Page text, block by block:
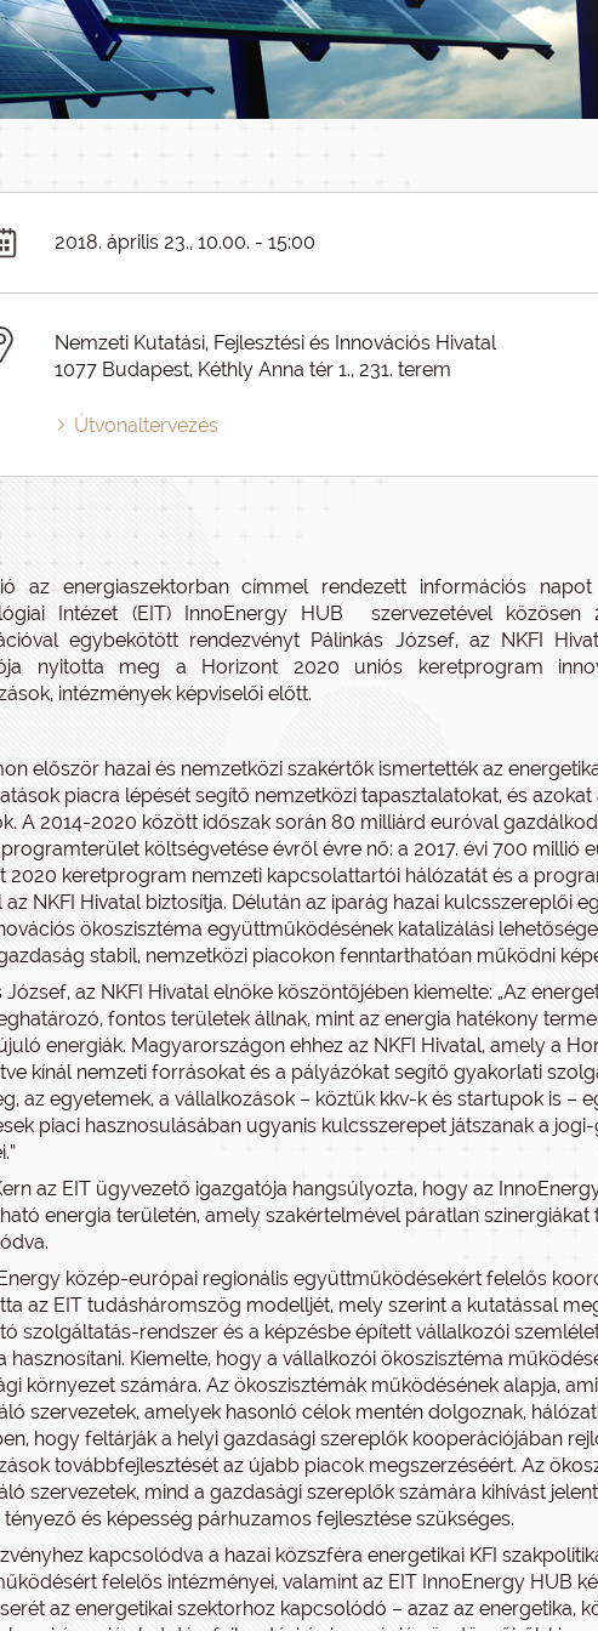
2018. április 23., 10.00. - 15:00
Nemzeti Kutatási, Fejlesztési és Innovációs Hivatal
1077 Budapest, Kéthly Anna tér 1., 231. terem
Útvonaltervezés
az energiaszektorban címmel rendezett információs
Intézet (EIT) InnoEnergy HUB szervezetével
egybekötött rendezvényt Pálinkás József, az NKFI
nyitotta meg a Horizont 2020 uniós keretprogram
intézmények képviselői előtt.
először hazai és nemzetközi szakértők ismertették az
piacra lépését segítő nemzetközi tapasztalatokat, és
A 2014-2020 között időszak során 80 milliárd euróval
költségvetése évről évre nő: a 2017. évi 700
2020 keretprogram nemzeti kapcsolattartói hálózatát és a
az NKFI Hivatal biztosítja. Délután az iparág hazai kulcsszereplői
ökoszisztéma együttműködésének katalizálási
stabil, nemzetközi piacokon fenntarthatóan működni
József, az NKFI Hivatal elnöke köszöntőjében kiemelte: „Az
fontos területek állnak, mint az energia hatékony
energiák. Magyarországon ehhez az NKFI Hivatal, amely a
kínál nemzeti forrásokat és a pályázókat segítő gyakorlati
az egyetemek, a vállalkozások – köztük kkv-k és startupok is –
piaci hasznosulásában ugyanis kulcsszerepet játszanak a
az EIT ügyvezető igazgatója hangsúlyozta, hogy az
energia területén, amely szakértelmével páratlan
közép-európai regionális együttműködésekért felelős
az EIT tudásháromszög modelljét, mely szerint a kutatással
szolgáltatás-rendszer és a képzésbe épített vállalkozói
hasznosítani. Kiemelte, hogy a vállalkozói ökoszisztéma
környezet számára. Az ökoszisztémák működésének alapja,
szervezetek, amelyek hasonló célok mentén dolgoznak,
hogy feltárják a helyi gazdasági szereplők kooperációjában
továbbfejlesztését az újabb piacok megszerzéséért. Az
szervezetek, mind a gazdasági szereplők számára kihívást
és képesség párhuzamos fejlesztése szükséges.
kapcsolódva a hazai közszféra energetikai KFI
felelős intézményei, valamint az EIT InnoEnergy HUB
az energetikai szektorhoz kapcsolódó – azaz az energetika,